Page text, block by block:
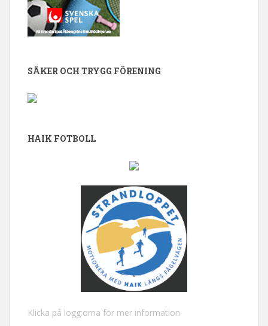
SÄKER OCH TRYGG FÖRENING
HAIK FOTBOLL
Klicka på logg:orna för mer information